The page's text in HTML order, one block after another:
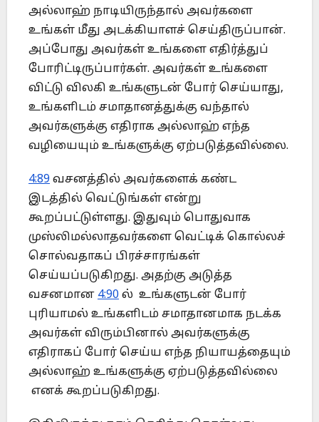
அல்லாஹ் நாடியிருந்தால் அவர்களை
உங்கள் மீது அடக்கியாளச் செய்திருப்பான்.
அப்போது அவர்கள் உங்களை எதிர்த்துப்
போரிட்டிருப்பார்கள். அவர்கள் உங்களை
விட்டு விலகி உங்களுடன் போர் செய்யாது,
உங்களிடம் சமாதானத்துக்கு வந்தால்
அவர்களுக்கு எதிராக அல்லாஹ் எந்த
வழியையும் உங்களுக்கு ஏற்படுத்தவில்லை.
4:89 வசனத்தில் அவர்களைக் கண்ட
இடத்தில் வெட்டுங்கள் என்று
கூறப்பட்டுள்ளது. இதுவும் பொதுவாக
முஸ்லிமல்லாதவர்களை வெட்டிக் கொல்லச்
சொல்வதாகப் பிரச்சாரங்கள்
செய்யப்படுகிறது. அதற்கு அடுத்த
வசனமான 4:90 ல் உங்களுடன் போர்
புரியாமல் உங்களிடம் சமாதானமாக நடக்க
அவர்கள் விரும்பினால் அவர்களுக்கு
எதிராகப் போர் செய்ய எந்த நியாயத்தையும்
அல்லாஹ் உங்களுக்கு ஏற்படுத்தவில்லை
எனக் கூறப்படுகிறது.